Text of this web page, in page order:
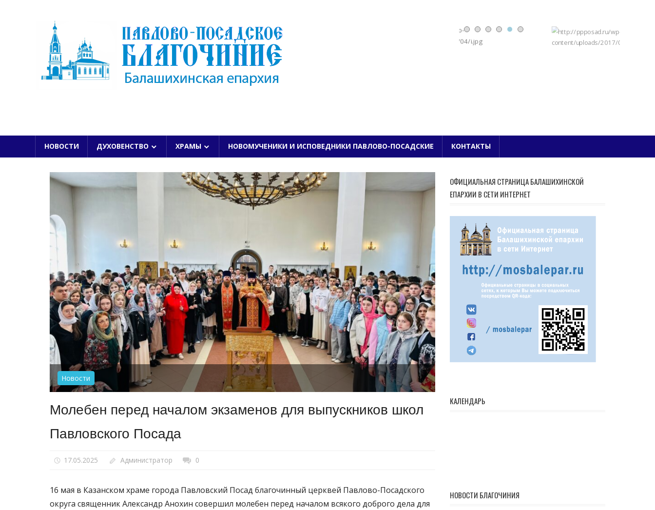
ПАВЛОВО-ПОСАДСКОЕ БЛАГОЧИНИЕ
НОВОСТИ ДУХОВЕНСТВО ХРАМЫ НОВОМУЧЕНИКИ И ИСПОВЕДНИКИ ПАВЛОВО-ПОСАДСКИЕ КОНТАКТЫ
Новости
Молебен перед началом экзаменов для выпускников школ
Павловского Посада
17.05.2025 Администратор 0
16 мая в Казанском храме города Павловский Посад благочинный церквей Павлово-Посадского
округа священник Александр Анохин совершил молебен перед началом всякого доброго дела для
ОФИЦИАЛЬНАЯ СТРАНИЦА БАЛАШИХИНСКОЙ
ЕПАРХИИ В СЕТИ ИНТЕРНЕТ
КАЛЕНДАРЬ
НОВОСТИ БЛАГОЧИНИЯ